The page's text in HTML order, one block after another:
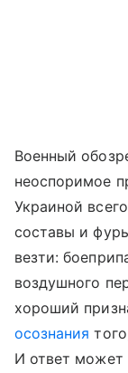
Военный
неоспоримое
Украиной
составы и
везти:
воздушного
хороший
осознания
И ответ может